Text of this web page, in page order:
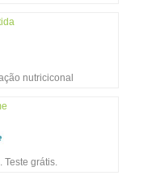
nutriciconal
grátis.